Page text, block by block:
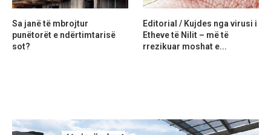
Sa janë të mbrojtur
punëtorët e ndërtimtarisë
sot?
Editorial / Kujdes nga virusi i
Etheve të Nilit – më të
rrezikuar moshat e...